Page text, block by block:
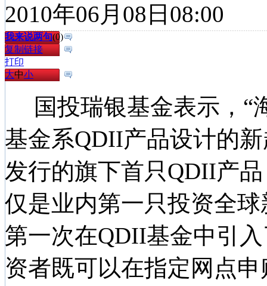
2010年06月08日08:00
我来说两句(0)
复制链接
打印
大中小
国投瑞银基金表示，“
基金系QDII产品设计的
发行的旗下首只QDII产
仅是业内第一只投资全
第一次在QDII基金中引
资者既可以在指定网点